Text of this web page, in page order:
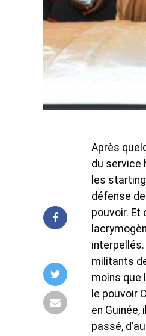
Après
du service
les
défense
pouvoir. Et
militants de
moins que
le pouvoir
en Guinée,
passé,